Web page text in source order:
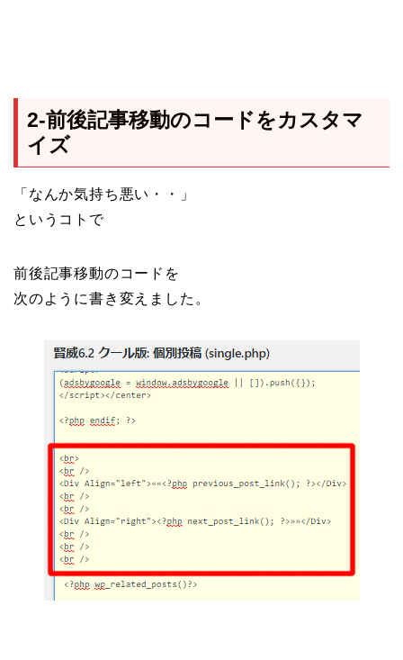
2-前後記事移動のコードをカスタマ
イズ
「なんか気持ち悪い・・」
というコトで
前後記事移動のコードを
次のように書き変えました。